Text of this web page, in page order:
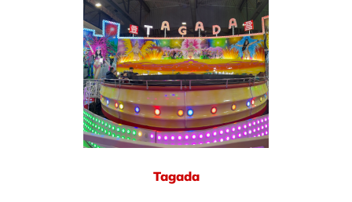
Tagada